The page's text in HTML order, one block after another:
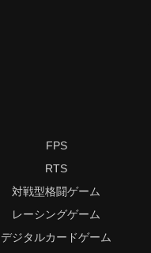
FPS
RTS
対戦型格闘ゲーム
レーシングゲーム
デジタルカードゲーム